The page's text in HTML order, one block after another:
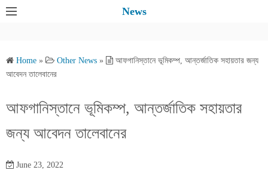
News
Home » Other News »
আফগানিস্তানে ভূমিকম্প, আন্তর্জাতিক সহায়তার জন্য
আবেদন তালেবানের
আফগানিস্তানে ভূমিকম্প, আন্তর্জাতিক সহায়তার
জন্য আবেদন তালেবানের
June 23, 2022